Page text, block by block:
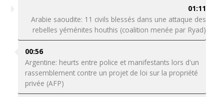
01:11
Arabie saoudite: 11 civils blessés dans une attaque des
rebelles yéménites houthis (coalition menée par Ryad)
00:56
Argentine: heurts entre police et manifestants lors d'un
rassemblement contre un projet de loi sur la propriété
privée (AFP)